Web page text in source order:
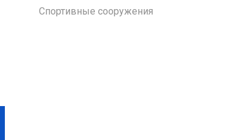
Спортивные сооружения